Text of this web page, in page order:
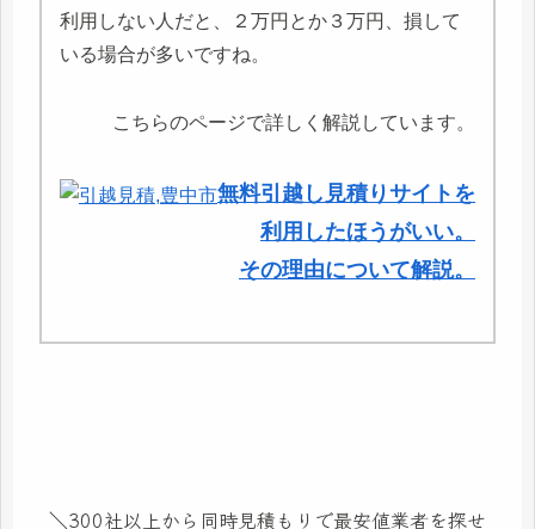
利用しない人だと、２万円とか３万円、損して
いる場合が多いですね。
こちらのページで詳しく解説しています。
無料引越し見積りサイトを
利用したほうがいい。
その理由について解説。
＼300社以上から同時見積もりで最安値業者を探せ